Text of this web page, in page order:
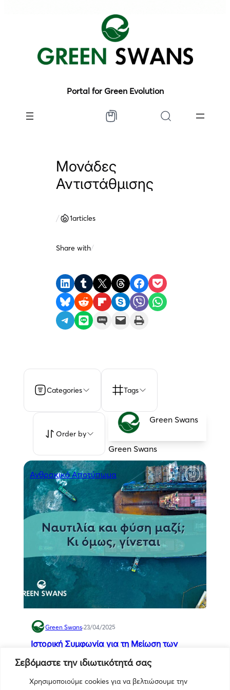
Σεβόμαστε την ιδιωτικότητά σας
Χρησιμοποιούμε cookies για να βελτιώσουμε την
Portal for Green Evolution
Μονάδες
Αντιστάθμισης
/ 1articles
Share with/
Share on LinkedIn
Share on Tumblr
Share on X Share on Threads
Share on Facebook
Share on Pocket
Share on Bluesky
Share on RedditShare on Flipboard
Share on SkypeShare on ViberShare on WhatsApp
Share on Telegram
Share on LINEShare on SMSEmail this PagePrint this Page
Categories Tags
Order by
Green Swans
Green Swans
Ανθρακικό Αποτύπωμα
Green Swans·23/04/2025
Ιστορική Συμφωνία για τη Μείωση των
την Πράσινη Μετάβαση​